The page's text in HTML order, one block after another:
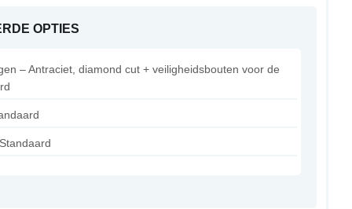
OPTIES
– Antraciet, diamond cut + veiligheidsbouten voor de